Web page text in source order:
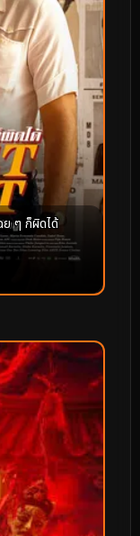
ๆ ก็ผิดได้